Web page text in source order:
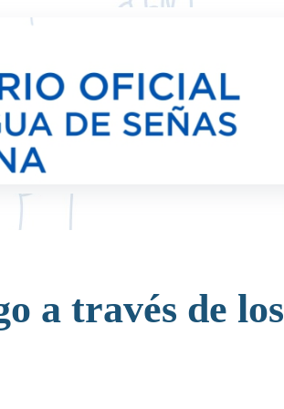
a través de los